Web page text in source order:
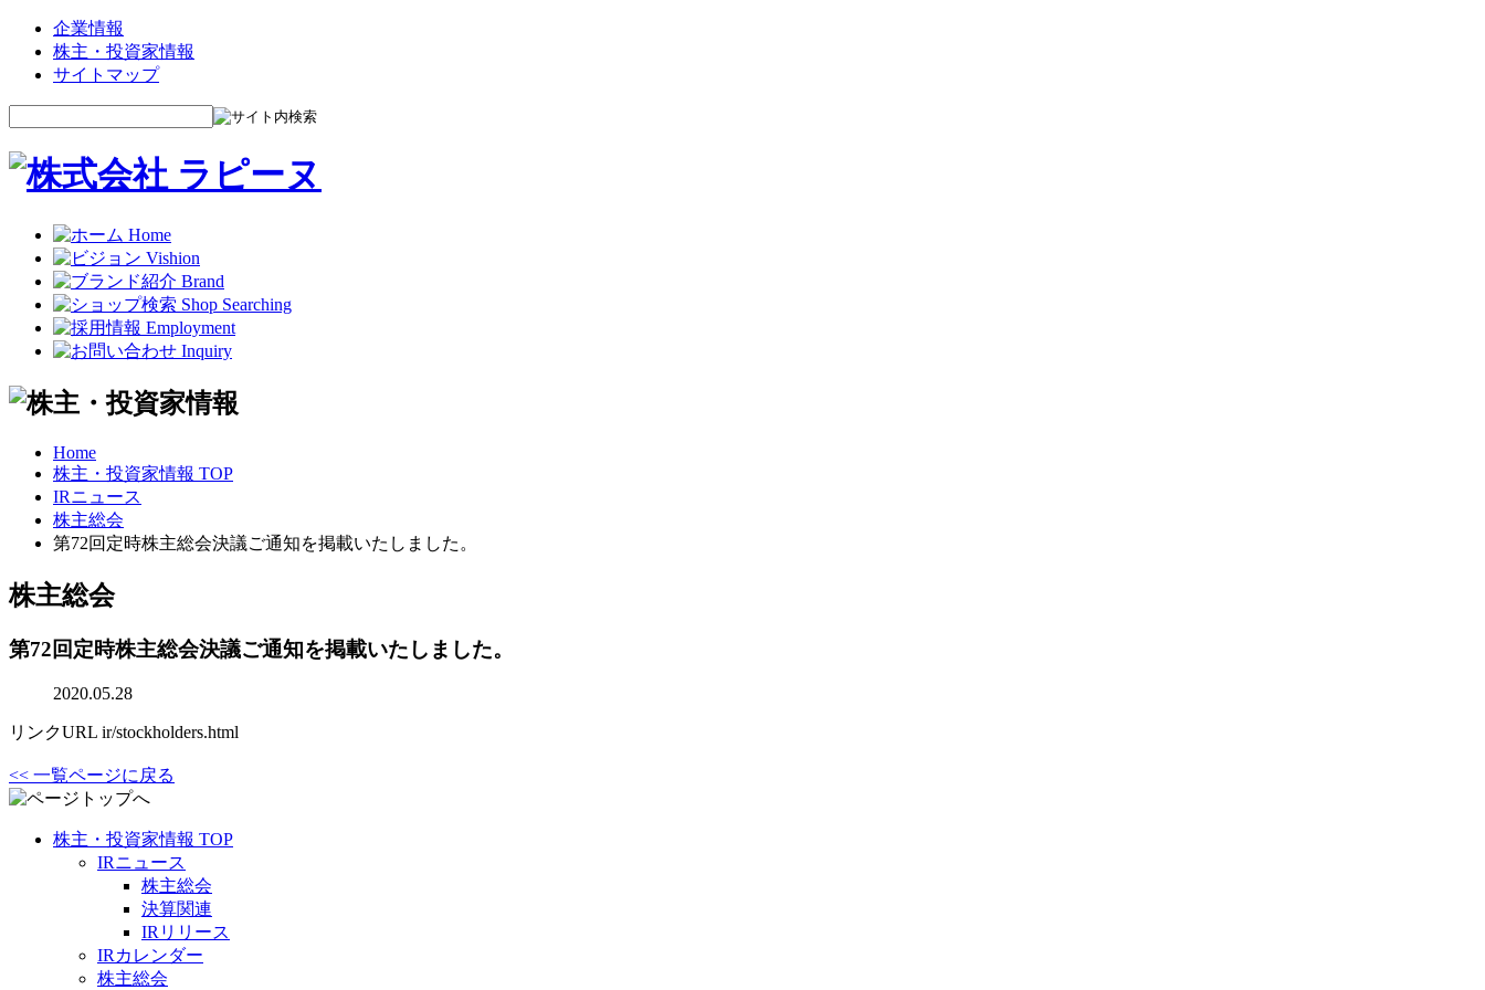
企業情報
株主・投資家情報
サイトマップ
Home
株主・投資家情報 TOP
IRニュース
株主総会
第72回定時株主総会決議ご通知を掲載いたしました。
株主総会
第72回定時株主総会決議ご通知を掲載いたしました。
2020.05.28
リンクURL ir/stockholders.html
<< 一覧ページに戻る
株主・投資家情報 TOP
IRニュース
株主総会
決算関連
IRリリース
IRカレンダー
株主総会